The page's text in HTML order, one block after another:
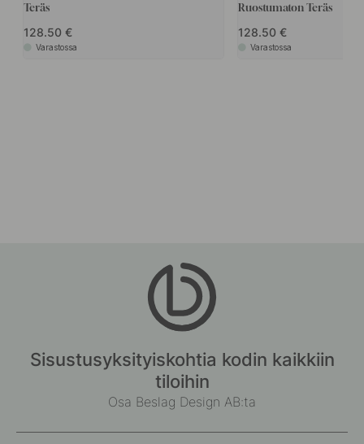
Teräs
128.50
Varastossa
Ruostumaton Teräs
128.50
Varastossa
Sisustusyksityiskohtia kodin kaikkiin
tiloihin
Osa Beslag Design AB:ta